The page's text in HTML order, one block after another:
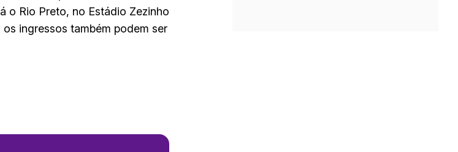
o Rio Preto, no Estádio Zezinho
ingressos também podem ser